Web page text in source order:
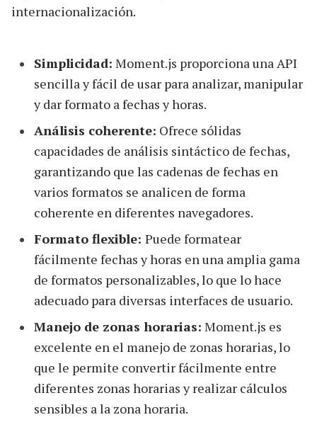
internacionalización.
Simplicidad: Moment.js proporciona una API
sencilla y fácil de usar para analizar, manipular
y dar formato a fechas y horas.
Análisis coherente: Ofrece sólidas
capacidades de análisis sintáctico de fechas,
garantizando que las cadenas de fechas en
varios formatos se analicen de forma
coherente en diferentes navegadores.
Formato flexible: Puede formatear
fácilmente fechas y horas en una amplia gama
de formatos personalizables, lo que lo hace
adecuado para diversas interfaces de usuario.
Manejo de zonas horarias: Moment.js es
excelente en el manejo de zonas horarias, lo
que le permite convertir fácilmente entre
diferentes zonas horarias y realizar cálculos
sensibles a la zona horaria.